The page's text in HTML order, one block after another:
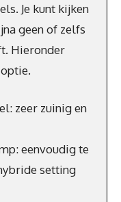
Je kunt kijken
geen of zelfs
Hieronder
zeer zuinig en
eenvoudig te
setting